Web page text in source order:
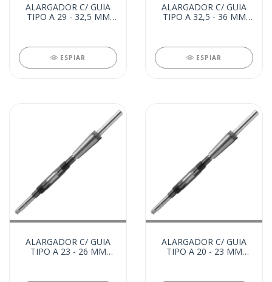
ALARGADOR C/ GUIA
TIPO A 29 - 32,5 MM
ESPIAR
ALARGADOR C/ GUIA
TIPO A 32,5 - 36 MM
ESPIAR
ALARGADOR C/ GUIA
TIPO A 23 - 26 MM
ALARGADOR C/ GUIA
TIPO A 20 - 23 MM